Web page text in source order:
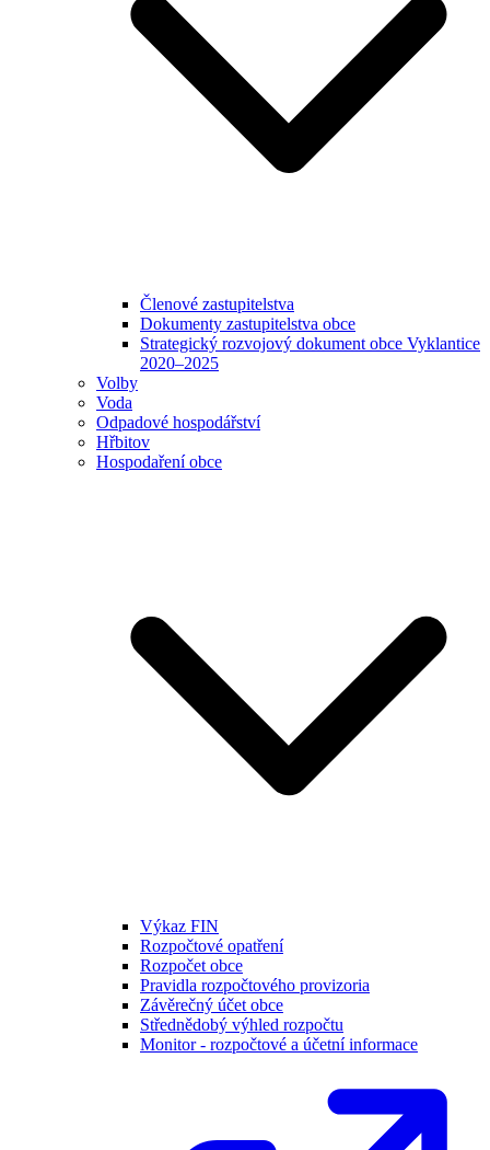
Členové zastupitelstva
Dokumenty zastupitelstva obce
Strategický rozvojový dokument obce Vyklantice
2020–2025
Volby
Voda
Odpadové hospodářství
Hřbitov
Hospodaření obce
Výkaz FIN
Rozpočtové opatření
Rozpočet obce
Pravidla rozpočtového provizoria
Závěrečný účet obce
Střednědobý výhled rozpočtu
Monitor - rozpočtové a účetní informace